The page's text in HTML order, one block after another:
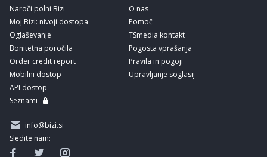
Naroči polni Bizi
Moj Bizi: nivoji dostopa
Oglaševanje
Bonitetna poročila
Order credit report
Mobilni dostop
API dostop
Seznami
O nas
Pomoč
TSmedia kontakt
Pogosta vprašanja
Pravila in pogoji
Upravljanje soglasij
info@bizi.si
Sledite nam: